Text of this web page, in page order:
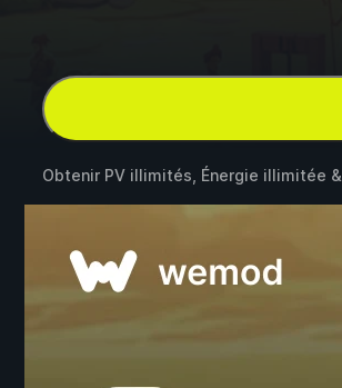
Obtenir PV illimités, Énergie illimitée &